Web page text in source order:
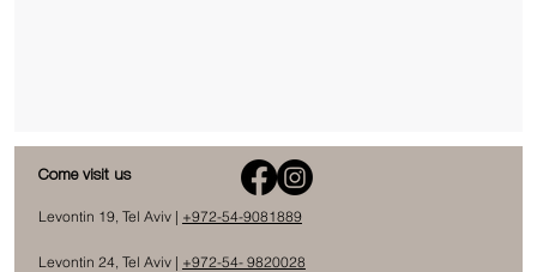
Come visit us
Levontin 19, Tel Aviv | +972-54-9081889
Levontin 24, Tel Aviv | +972-54- 9820028